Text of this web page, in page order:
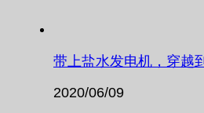
带上盐水发电机，穿越
2020/06/09